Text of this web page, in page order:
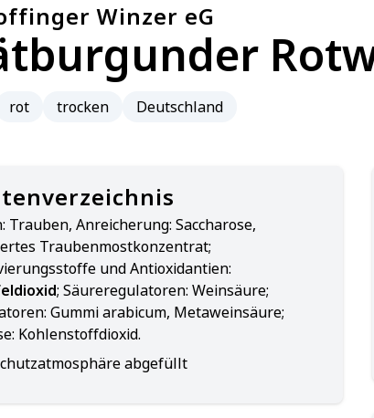
Winzer eG
rot trocken Deutschland
Trauben, Anreicherung: Saccharose,
Traubenmostkonzentrat;
und Antioxidantien:
; Säureregulatoren: Weinsäure;
Gummi arabicum, Metaweinsäure;
Kohlenstoffdioxid.
abgefüllt